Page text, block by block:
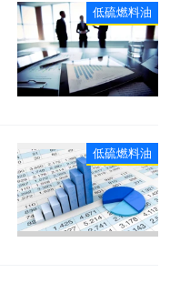
低硫燃料油
低硫燃料油